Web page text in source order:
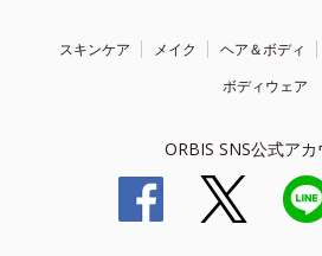
スキンケア メイク ヘア＆ボディ
ボディウェア
ORBIS SNS公式アカ